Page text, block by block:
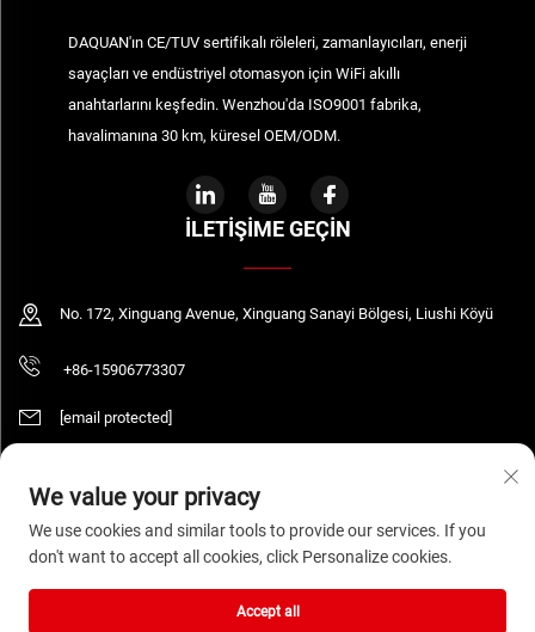
DAQUAN'ın CE/TUV sertifikalı röleleri, zamanlayıcıları, enerji
sayaçları ve endüstriyel otomasyon için WiFi akıllı
anahtarlarını keşfedin. Wenzhou'da ISO9001 fabrika,
havalimanına 30 km, küresel OEM/ODM.
İLETIŞIME GEÇIN
No. 172, Xinguang Avenue, Xinguang Sanayi Bölgesi, Liushi Köyü
+86-15906773307
[email protected]
Telif Hakkı © 2026 WENZHOU DAQUAN ELECTRIC CO.,LTD Tüm hakları saklıdır.
Gizlilik Politikası
We value your privacy
We use cookies and similar tools to provide our services. If you
don't want to accept all cookies, click Personalize cookies.
Accept all